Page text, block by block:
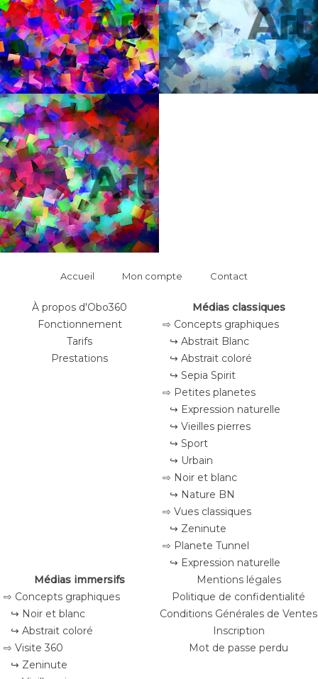
Accueil Mon compte Contact
À propos d'Obo360
Fonctionnement
Tarifs
Prestations
Médias classiques
⇨ Concepts graphiques
↪ Abstrait Blanc
↪ Abstrait coloré
↪ Sepia Spirit
⇨ Petites planetes
↪ Expression naturelle
↪ Vieilles pierres
↪ Sport
↪ Urbain
⇨ Noir et blanc
↪ Nature BN
⇨ Vues classiques
↪ Zeninute
⇨ Planete Tunnel
↪ Expression naturelle
Médias immersifs
⇨ Concepts graphiques
↪ Noir et blanc
↪ Abstrait coloré
⇨ Visite 360
↪ Zeninute
Mentions légales
Politique de confidentialité
Conditions Générales de Ventes
Inscription
Mot de passe perdu